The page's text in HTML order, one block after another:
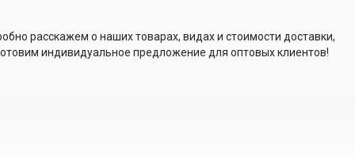
расскажем о наших товарах, видах и стоимости доставки,
индивидуальное предложение для оптовых клиентов!